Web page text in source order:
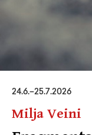
24.6.–25.7.2026
Milja Veini